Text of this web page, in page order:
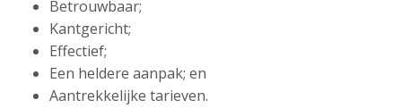
Betrouwbaar;
Kantgericht;
Effectief;
Een heldere aanpak; en
Aantrekkelijke tarieven.